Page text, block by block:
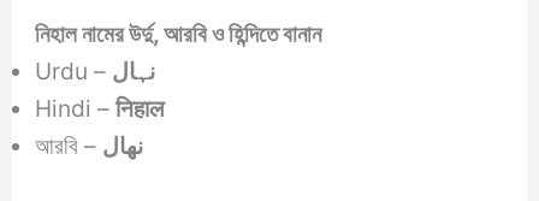
নিহাল নামের উর্দু, আরবি ও হিন্দিতে বানান
Urdu – نہال
Hindi –निहाल
আরবি – نهال